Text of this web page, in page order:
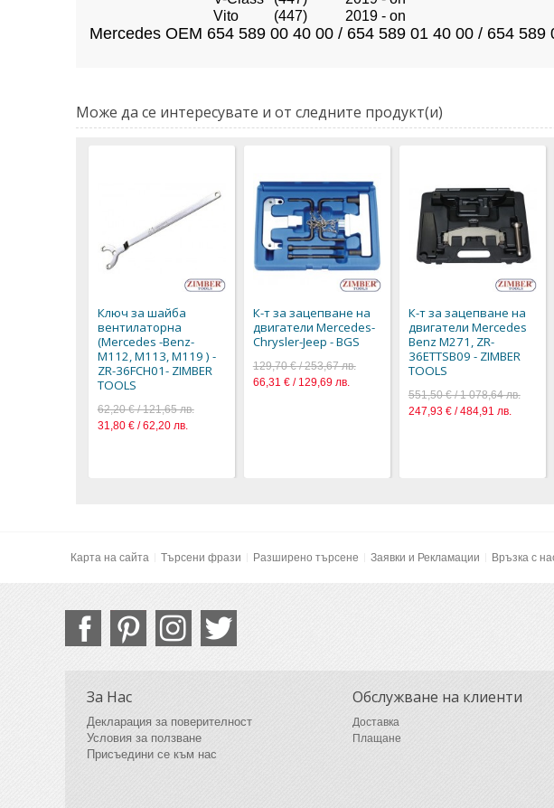
Vito
(447) 2019 - on
Mercedes OEM 654 589 00 40 00 / 654 589 01 40 00 / 654
Може да се интересувате и от следните продукт(и)
Ключ за шайба
вентилаторна
(Mercedes -Benz-
M112, M113, M119 ) -
ZR-36FCH01- ZIMBER
TOOLS
62,20 € / 121,65 лв.
31,80 € / 62,20 лв.
К-т за зацепване на
двигатели Mercedes-
Chrysler-Jeep - BGS
129,70 € / 253,67 лв.
66,31 € / 129,69 лв.
К-т за зацепване на
двигатели Mercedes
Benz M271, ZR-
36ETTSB09 - ZIMBER
TOOLS
551,50 € / 1 078,64 лв.
247,93 € / 484,91 лв.
Карта на сайта Търсени фрази Разширено търсене Заявки и Рекламации Връзка с
За Нас
Декларация за поверителност
Условия за ползване
Присъедини се към нас
Обслужване на клиенти
Доставка
Плащане